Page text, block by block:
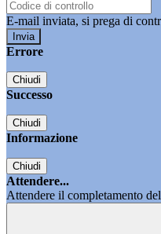
E-mail inviata, si prega di
Errore
Chiudi
Successo
Chiudi
Informazione
Chiudi
Attendere...
Attendere il completamento